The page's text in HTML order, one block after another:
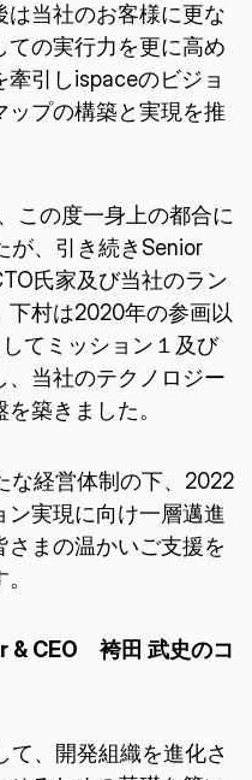
1-9-3
は当社のお客様に更な
ての実行力を更に高め
引しispaceのビジョ
ップの構築と実現を推
この度一身上の都合に
が、引き続きSenior
氏家及び当社のラン
下村は2020年の参画以
てミッション１及び
、当社のテクノロジー
築きました。
な経営体制の下、2022
実現に向け一層邁進
さまの温かいご支援を
& CEO 袴田 武史のコ
て、開発組織を進化さ